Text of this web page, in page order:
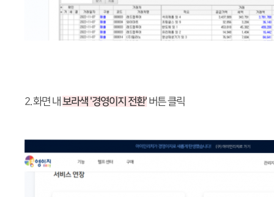
2. 화면 내보라색 '경영이지 전환'버튼 클릭